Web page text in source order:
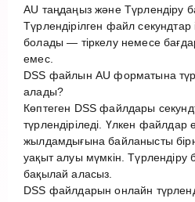
AU таңдаңыз және Түрлендіру
Түрлендірілген файл секундтар
болады — тіркелу немесе
емес.
DSS файлын AU форматына
алады?
Көптеген DSS файлдары
түрлендіріледі. Үлкен
жылдамдығына байланысты
уақыт алуы мүмкін. Түрлендіру
бақылай аласыз.
DSS файлдарын онлайн